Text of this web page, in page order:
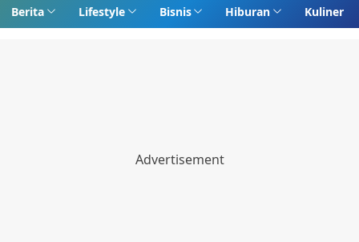
Berita Lifestyle Bisnis Hiburan Kuliner